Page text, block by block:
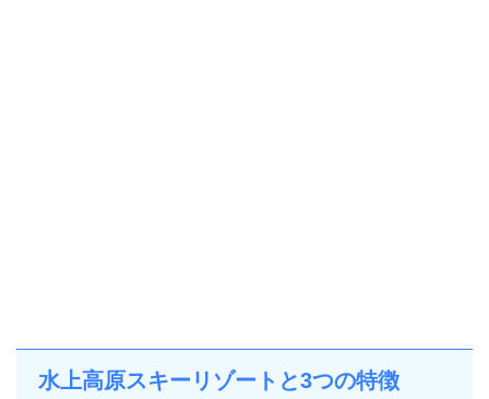
水上高原スキーリゾートと3つの特徴